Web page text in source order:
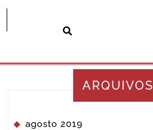
ARQUIVOS
agosto 2019